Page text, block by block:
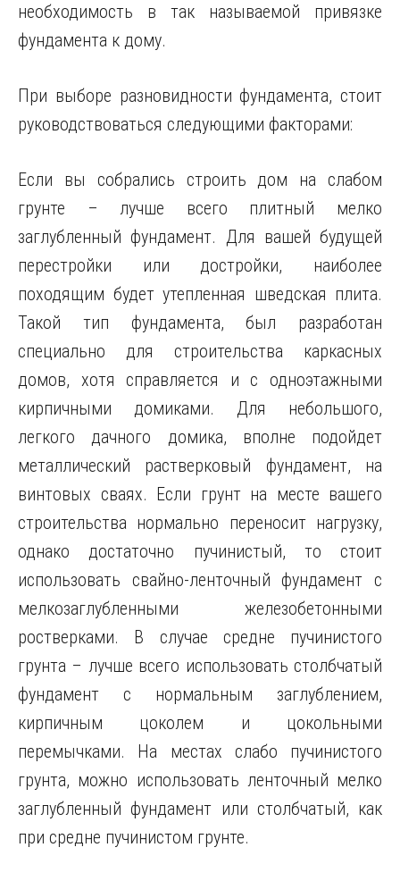
необходимость в так называемой привязке
фундамента к дому.
При выборе разновидности фундамента, стоит
руководствоваться следующими факторами:
Если вы собрались строить дом на слабом
грунте – лучше всего плитный мелко
заглубленный фундамент. Для вашей будущей
перестройки или достройки, наиболее
походящим будет утепленная шведская плита.
Такой тип фундамента, был разработан
специально для строительства каркасных
домов, хотя справляется и с одноэтажными
кирпичными домиками. Для небольшого,
легкого дачного домика, вполне подойдет
металлический растверковый фундамент, на
винтовых сваях. Если грунт на месте вашего
строительства нормально переносит нагрузку,
однако достаточно пучинистый, то стоит
использовать свайно-ленточный фундамент с
мелкозаглубленными железобетонными
ростверками. В случае средне пучинистого
грунта – лучше всего использовать столбчатый
фундамент с нормальным заглублением,
кирпичным цоколем и цокольными
перемычками. На местах слабо пучинистого
грунта, можно использовать ленточный мелко
заглубленный фундамент или столбчатый, как
при средне пучинистом грунте.